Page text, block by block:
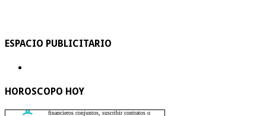
ESPACIO PUBLICITARIO
HOROSCOPO HOY